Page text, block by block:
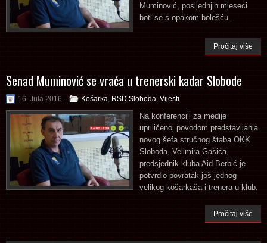
Muminović, posljednjih mjeseci
boti se s opakom bolešću.
Pročitaj više
Senad Muminović se vraća u trenerski kadar Slobode
16. Jula 2016. Košarka RSD Sloboda Vijesti
Na konferenciji za medije
upriličenoj povodom predstavljanja
novog šefa stručnog štaba OKK
Sloboda, Velimira Gašića,
predsjednik kluba Aid Berbić je
potvrdio povratak još jednog
velikog košarkaša i trenera u klub.
Pročitaj više